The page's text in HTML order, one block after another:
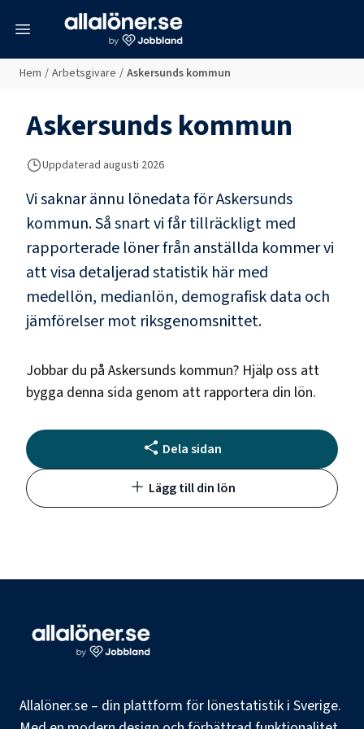
Hem / Arbetsgivare / Askersunds kommun
Askersunds kommun
Uppdaterad augusti 2026
Vi saknar ännu lönedata förAskersunds
kommun. Så snart vi får tillräckligt med
rapporterade löner från anställda kommer vi
att visa detaljerad statistik här med
medellön, medianlön, demografisk data och
jämförelser mot riksgenomsnittet.
Jobbar du på Askersunds kommun? Hjälp oss att
bygga denna sida genom att rapportera din lön.
Dela sidan
Lägg till din lön
Allalöner.se – din plattform för lönestatistik i Sverige.